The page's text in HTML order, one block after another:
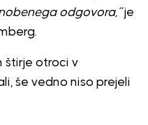
odgovora,”je
štirje otroci v
še vedno niso prejeli